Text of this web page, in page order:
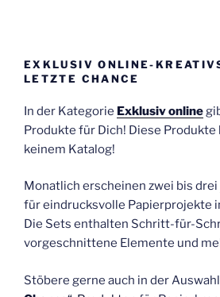
EXKLUSIV ONLINE-
LETZTE CHANCE
In der Kategorie Exklusiv online
Produkte für Dich! Diese Produkte
keinem Katalog!
Monatlich erscheinen zwei bis drei
für eindrucksvolle Papierprojekte
Die Sets enthalten Schritt-für-
vorgeschnittene Elemente und
Stöbere gerne auch in der Auswahl